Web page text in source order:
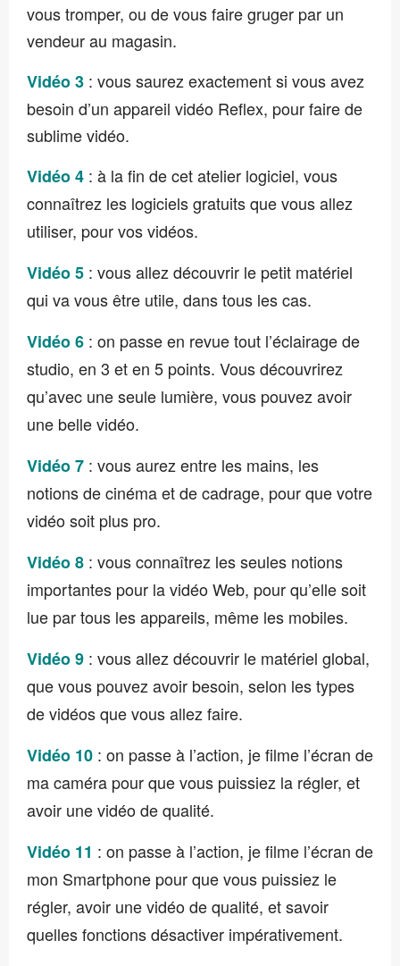
vous tromper, ou de vous faire gruger par un
vendeur au magasin.
Vidéo 3 : vous saurez exactement si vous avez
besoin d’un appareil vidéo Reflex, pour faire de
sublime vidéo.
Vidéo 4 : à la fin de cet atelier logiciel, vous
connaîtrez les logiciels gratuits que vous allez
utiliser, pour vos vidéos.
Vidéo 5 : vous allez découvrir le petit matériel
qui va vous être utile, dans tous les cas.
Vidéo 6 : on passe en revue tout l’éclairage de
studio, en 3 et en 5 points. Vous découvrirez
qu’avec une seule lumière, vous pouvez avoir
une belle vidéo.
Vidéo 7 : vous aurez entre les mains, les
notions de cinéma et de cadrage, pour que votre
vidéo soit plus pro.
Vidéo 8 : vous connaîtrez les seules notions
importantes pour la vidéo Web, pour qu’elle soit
lue par tous les appareils, même les mobiles.
Vidéo 9 : vous allez découvrir le matériel global,
que vous pouvez avoir besoin, selon les types
de vidéos que vous allez faire.
Vidéo 10 : on passe à l’action, je filme l’écran de
ma caméra pour que vous puissiez la régler, et
avoir une vidéo de qualité.
Vidéo 11 : on passe à l’action, je filme l’écran de
mon Smartphone pour que vous puissiez le
régler, avoir une vidéo de qualité, et savoir
quelles fonctions désactiver impérativement.